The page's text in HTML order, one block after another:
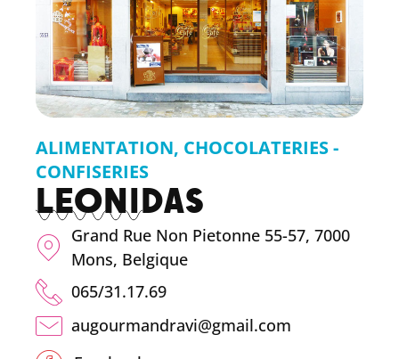
ALIMENTATION, CHOCOLATERIES -
CONFISERIES
LEONIDAS
Grand Rue Non Pietonne 55-57, 7000
Mons, Belgique
065/31.17.69
augourmandravi@gmail.com